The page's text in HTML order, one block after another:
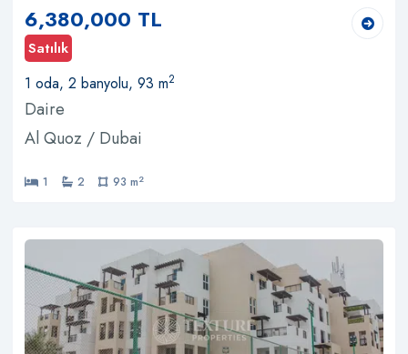
6,380,000 TL
Satılık
1 oda, 2 banyolu, 93 m2
Daire
Al Quoz / Dubai
1 2 93 m2